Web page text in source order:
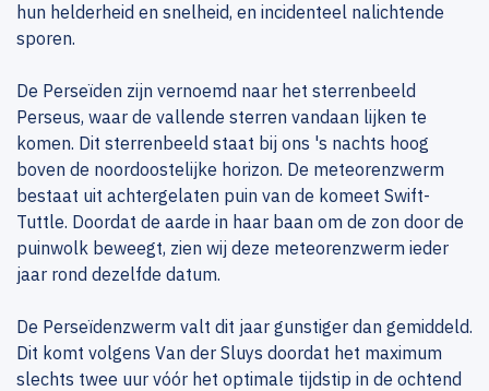
hun helderheid en snelheid, en incidenteel nalichtende
sporen.
De Perseïden zijn vernoemd naar het sterrenbeeld
Perseus, waar de vallende sterren vandaan lijken te
komen. Dit sterrenbeeld staat bij ons 's nachts hoog
boven de noordoostelijke horizon. De meteorenzwerm
bestaat uit achtergelaten puin van de komeet Swift-
Tuttle. Doordat de aarde in haar baan om de zon door de
puinwolk beweegt, zien wij deze meteorenzwerm ieder
jaar rond dezelfde datum.
De Perseïdenzwerm valt dit jaar gunstiger dan gemiddeld.
Dit komt volgens Van der Sluys doordat het maximum
slechts twee uur vóór het optimale tijdstip in de ochtend